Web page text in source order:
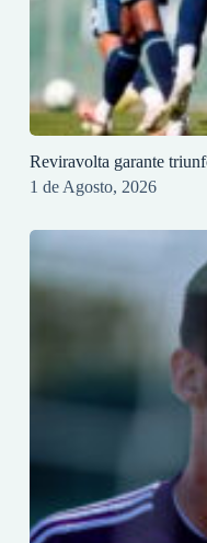
Reviravolta garante
1 de Agosto, 2026